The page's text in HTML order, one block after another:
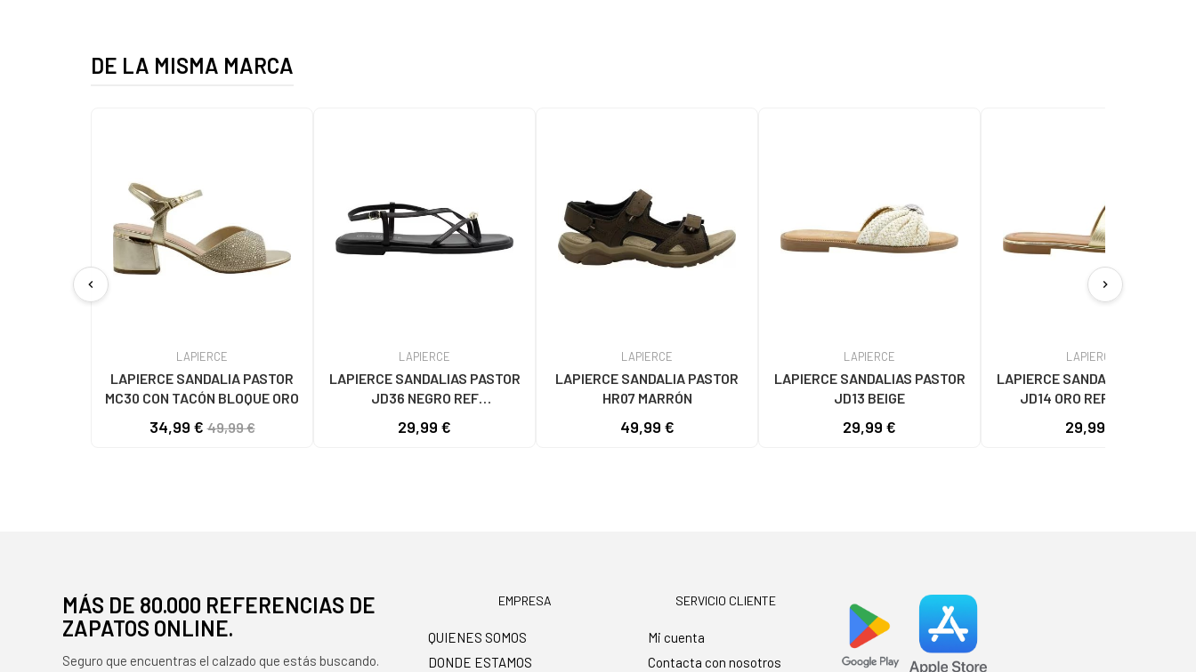
DE LA MISMA MARCA
chevron_left
LAPIERCE
LAPIERCE SANDALIA PASTOR
MC30 CON TACÓN BLOQUE ORO
34,99 €49,99 €
LAPIERCE
LAPIERCE SANDALIAS PASTOR
JD36 NEGRO REF
29,99 €
LAPIERCE
LAPIERCE SANDALIA PASTOR
HR07 MARRÓN
49,99 €
LAPIERCE
LAPIERCE SANDALIAS PASTOR
JD13 BEIGE
29,99 €
LAPIERCE
LAPIERCE SANDALIAS PASTOR
JD14 ORO REF 1185944
29,99 €
chevron_right
MÁS DE 80.000 REFERENCIAS DE
ZAPATOS ONLINE.
Seguro que encuentras el calzado que estás buscando.
EMPRESA
QUIENES SOMOS
DONDE ESTAMOS
SERVICIO CLIENTE
Mi cuenta
Contacta con nosotros